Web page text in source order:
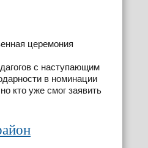
церемония
с наступающим
в номинации
кто уже смог заявить